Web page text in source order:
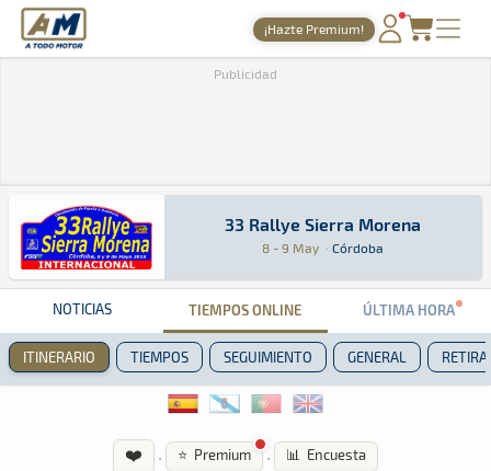
A Todo Motor · Revista del motor desde 1999
¡Hazte Premium!
GALERÍAS
TIENDA
ARCHIVO
Publicidad
33 Rallye Sierra Morena
33 Rallye Sierra Morena
8 - 9 May · Córdoba
Rally · 33 Rallye Sierra Morena: Aquí
Córdoba
NOTICIAS TIEMPOS ONLINE ÚLTIMA HORA
ITINERARIO TIEMPOS SEGUIMIENTO GENERAL
❤️ · ⭐ Premium · 📊 Encuesta